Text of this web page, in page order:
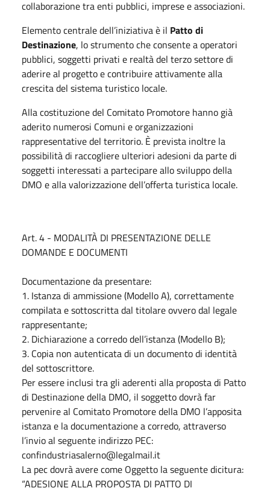
collaborazione tra enti pubblici, imprese e associazioni.
Elemento centrale dell’iniziativa è il Patto di
Destinazione, lo strumento che consente a operatori
pubblici, soggetti privati e realtà del terzo settore di
aderire al progetto e contribuire attivamente alla
crescita del sistema turistico locale.
Alla costituzione del Comitato Promotore hanno già
aderito numerosi Comuni e organizzazioni
rappresentative del territorio. È prevista inoltre la
possibilità di raccogliere ulteriori adesioni da parte di
soggetti interessati a partecipare allo sviluppo della
DMO e alla valorizzazione dell’offerta turistica locale.
Art. 4 - MODALITÀ DI PRESENTAZIONE DELLE
DOMANDE E DOCUMENTI
Documentazione da presentare:
1. Istanza di ammissione (Modello A), correttamente
compilata e sottoscritta dal titolare ovvero dal legale
rappresentante;
2. Dichiarazione a corredo dell’istanza (Modello B);
3. Copia non autenticata di un documento di identità
del sottoscrittore.
Per essere inclusi tra gli aderenti alla proposta di Patto
di Destinazione della DMO, il soggetto dovrà far
pervenire al Comitato Promotore della DMO l’apposita
istanza e la documentazione a corredo, attraverso
l’invio al seguente indirizzo PEC:
confindustriasalerno@legalmail.it
La pec dovrà avere come Oggetto la seguente dicitura:
“ADESIONE ALLA PROPOSTA DI PATTO DI